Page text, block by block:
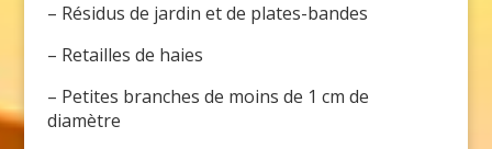
– Résidus de jardin et de plates-bandes
– Retailles de haies
– Petites branches de moins de 1 cm de
diamètre